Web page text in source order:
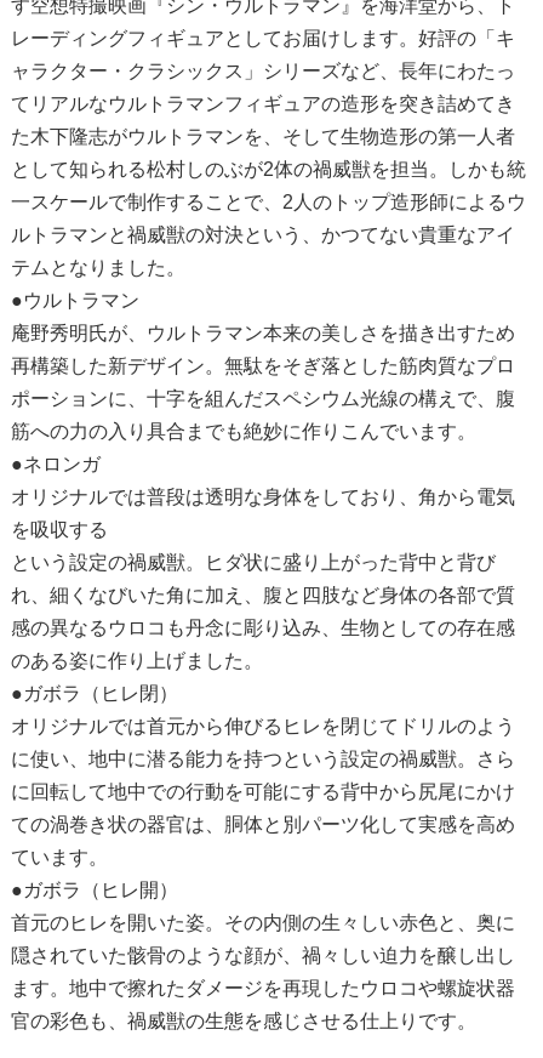
す空想特撮映画『シン・ウルトラマン』を海洋堂から、ト
レーディングフィギュアとしてお届けします。好評の「キ
ャラクター・クラシックス」シリーズなど、長年にわたっ
てリアルなウルトラマンフィギュアの造形を突き詰めてき
た木下隆志がウルトラマンを、そして生物造形の第一人者
として知られる松村しのぶが2体の禍威獣を担当。しかも統
一スケールで制作することで、2人のトップ造形師によるウ
ルトラマンと禍威獣の対決という、かつてない貴重なアイ
テムとなりました。
●ウルトラマン
庵野秀明氏が、ウルトラマン本来の美しさを描き出すため
再構築した新デザイン。無駄をそぎ落とした筋肉質なプロ
ポーションに、十字を組んだスペシウム光線の構えで、腹
筋への力の入り具合までも絶妙に作りこんでいます。
●ネロンガ
オリジナルでは普段は透明な身体をしており、角から電気
を吸収する
という設定の禍威獣。ヒダ状に盛り上がった背中と背び
れ、細くなびいた角に加え、腹と四肢など身体の各部で質
感の異なるウロコも丹念に彫り込み、生物としての存在感
のある姿に作り上げました。
●ガボラ（ヒレ閉）
オリジナルでは首元から伸びるヒレを閉じてドリルのよう
に使い、地中に潜る能力を持つという設定の禍威獣。さら
に回転して地中での行動を可能にする背中から尻尾にかけ
ての渦巻き状の器官は、胴体と別パーツ化して実感を高め
ています。
●ガボラ（ヒレ開）
首元のヒレを開いた姿。その内側の生々しい赤色と、奥に
隠されていた骸骨のような顔が、禍々しい迫力を醸し出し
ます。地中で擦れたダメージを再現したウロコや螺旋状器
官の彩色も、禍威獣の生態を感じさせる仕上りです。